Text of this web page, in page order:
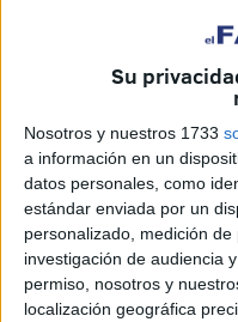
Su
Nosotros y nuestros 1733
a información en un
datos personales, como
estándar enviada por un
personalizado, medición de
investigación de audiencia
permiso, nosotros y
localización geográfica
El Boletín Oficial del
de venta al
En virtud de la
Hacienda ha publicado
público por unidad de
han sido propuestos por
importadores.